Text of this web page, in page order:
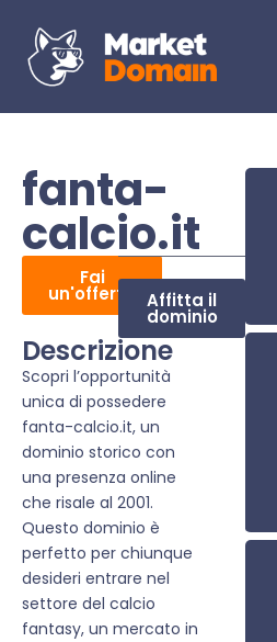
fanta-
calcio.it
Fai
un'offerta Affitta il
dominio
Descrizione
Scopri l’opportunità
unica di possedere
fanta-calcio.it, un
dominio storico con
una presenza online
che risale al 2001.
Questo dominio è
perfetto per chiunque
desideri entrare nel
settore del calcio
fantasy, un mercato in